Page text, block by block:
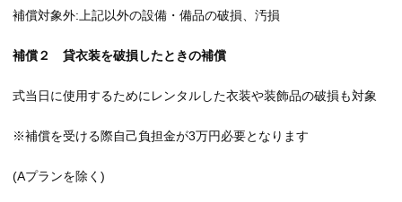
補償対象外:上記以外の設備・備品の破損、汚損
補償２ 貸衣装を破損したときの補償
式当日に使用するためにレンタルした衣装や装飾品の破損も対象
※補償を受ける際自己負担金が3万円必要となります
(Aプランを除く)